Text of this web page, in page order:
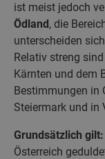
ist meist jedoch
Ödland, die
unterscheiden
Relativ streng
Kärnten und dem
Bestimmungen in
Steiermark und in
Grundsätzlich gilt:
Österreich